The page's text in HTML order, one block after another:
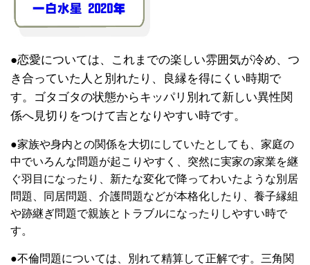
●恋愛については、これまでの楽しい雰囲気が冷め、つ
き合っていた人と別れたり、良縁を得にくい時期で
す。ゴタゴタの状態からキッパリ別れて新しい異性関
係へ見切りをつけて吉となりやすい時です。
●家族や身内との関係を大切にしていたとしても、家庭の
中でいろんな問題が起こりやすく、突然に実家の家業を継
ぐ羽目になったり、新たな変化で降ってわいたような別居
問題、同居問題、介護問題などが本格化したり、養子縁組
や跡継ぎ問題で親族とトラブルになったりしやすい時で
す。
●不倫問題については、別れて精算して正解です。三角関